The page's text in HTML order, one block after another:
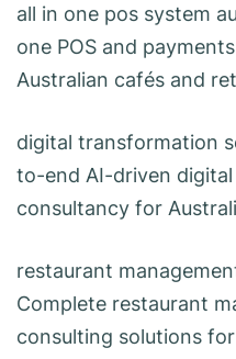
all in one pos system
one POS and
Australian cafés and
digital transformation
to-end AI-driven
consultancy for
restaurant
Complete restaurant
consulting solutions